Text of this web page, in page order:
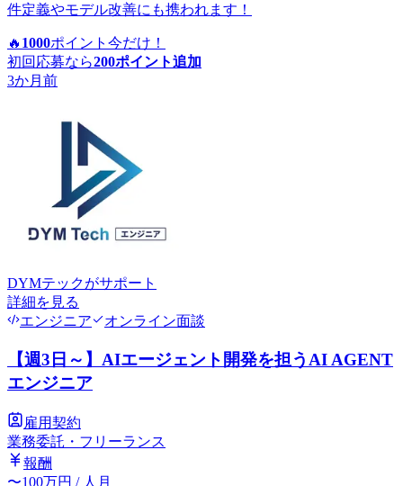
件定義やモデル改善にも携われます！
🔥 1000ポイント 今だけ！
初回応募なら200ポイント追加
3か月前
DYMテックがサポート
詳細を見る
エンジニア
オンライン面談
【週3日～】AIエージェント開発を担うAI AGENT
エンジニア
雇用契約
業務委託・フリーランス
報酬
〜100万円 / 人月